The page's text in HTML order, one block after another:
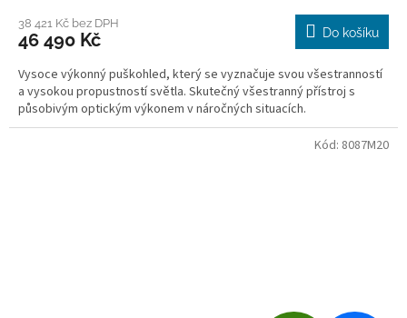
M
A
38 421 Kč bez DPH
46 490 Kč Do košíku
Vysoce výkonný puškohled, který se vyznačuje svou všestranností
a vysokou propustností světla. Skutečný všestranný přístroj s
působivým optickým výkonem v náročných situacích.
Kód: 8087M20